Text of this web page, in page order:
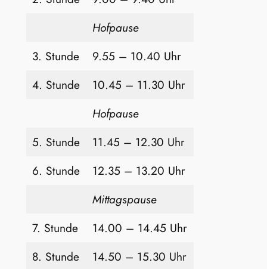
Hofpause
3. Stunde
9.55 – 10.40 Uhr
4. Stunde
10.45 – 11.30 Uhr
Hofpause
5. Stunde
11.45 – 12.30 Uhr
6. Stunde
12.35 – 13.20 Uhr
Mittagspause
7. Stunde
14.00 – 14.45 Uhr
8. Stunde
14.50 – 15.30 Uhr